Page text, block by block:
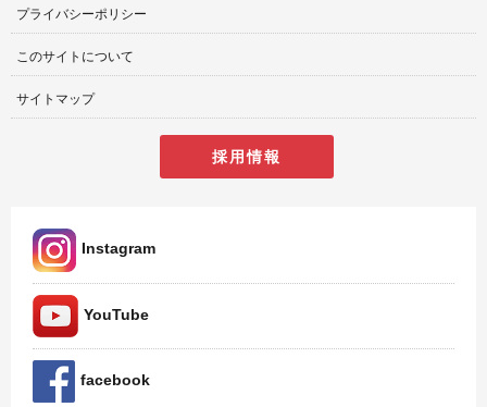
プライバシーポリシー
このサイトについて
サイトマップ
採用情報
Instagram
YouTube
facebook